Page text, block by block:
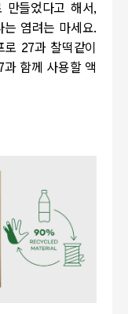
만들었다고 해서,
염려는 마세요.
27과 찰떡같이
함께 사용할 액